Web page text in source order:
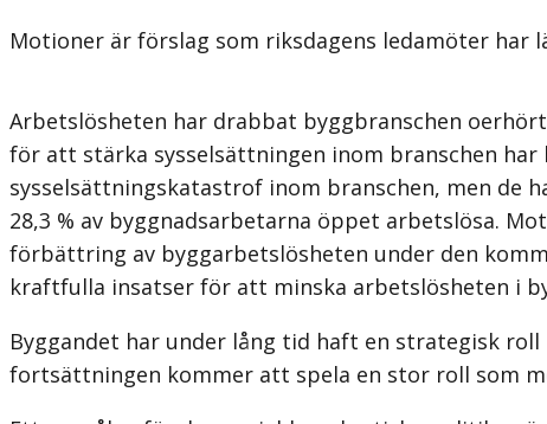
Motioner är förslag som riksdagens ledamöter har
Arbetslösheten har drabbat byggbranschen
för att stärka sysselsättningen inom branschen
sysselsättningskatastrof inom branschen, men de
28,3 % av byggnadsarbetarna öppet arbetslösa.
förbättring av bygg­arbetslösheten under den
kraftfulla insatser för att minska arbetslösheten i
Byggandet har under lång tid haft en strategisk
fortsättningen kommer att spela en stor roll som